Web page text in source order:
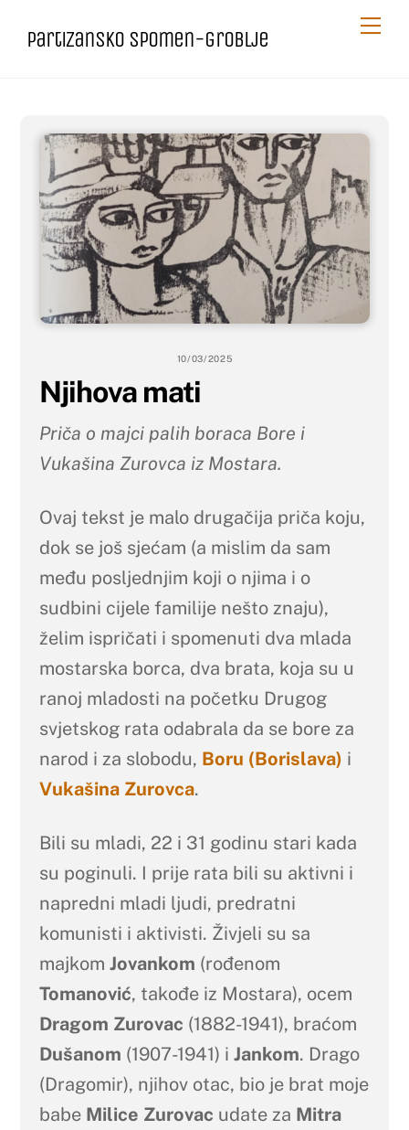
Partizansko spomen-groblje
10/03/2025
Njihova mati
Priča o majci palih boraca Bore i
Vukašina Zurovca iz Mostara.
Ovaj tekst je malo drugačija priča koju,
dok se još sjećam (a mislim da sam
među posljednjim koji o njima i o
sudbini cijele familije nešto znaju),
želim ispričati i spomenuti dva mlada
mostarska borca, dva brata, koja su u
ranoj mladosti na početku Drugog
svjetskog rata odabrala da se bore za
narod i za slobodu, Boru (Borislava) i
Vukašina Zurovca.
Bili su mladi, 22 i 31 godinu stari kada
su poginuli. I prije rata bili su aktivni i
napredni mladi ljudi, predratni
komunisti i aktivisti. Živjeli su sa
majkom Jovankom (rođenom
Tomanović, takođe iz Mostara), ocem
Dragom Zurovac (1882-1941), braćom
Dušanom (1907-1941) i Jankom. Drago
(Dragomir), njihov otac, bio je brat moje
babe Milice Zurovac udate za Mitra